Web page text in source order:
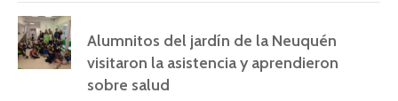
Alumnitos del jardín de la Neuquén
visitaron la asistencia y aprendieron
sobre salud